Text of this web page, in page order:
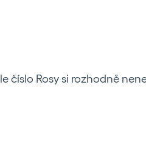
číslo Rosy si rozhodně